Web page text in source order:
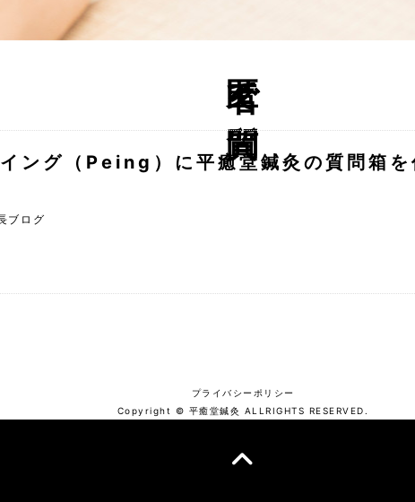
匿名で質問
ング（Peing）に平癒堂鍼灸の質問箱を
ブログ
プライバシーポリシー
Copyright © 平癒堂鍼灸 ALLRIGHTS RESERVED.